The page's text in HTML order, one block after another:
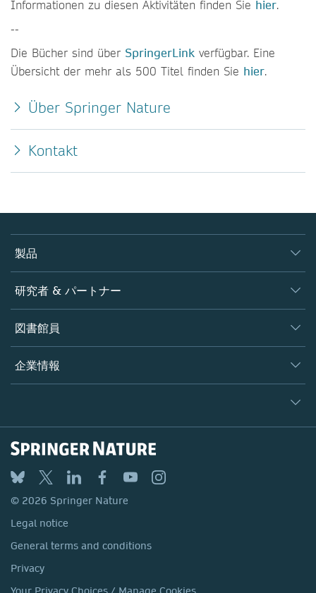
Informationen zu diesen Aktivitäten finden Sie hier.
--
Die Bücher sind über SpringerLink verfügbar. Eine
Übersicht der mehr als 500 Titel finden Sie hier.
Über Springer Nature
Kontakt
製品
ジャーナル
書籍
プラットフォーム
研究者 & パートナー
著者
編集者
オープンサイエンス
図書館員
概要
製品
サービスツール
アカウント・ディベロップメント
ブログ
お問い合わせ
企業情報
採用情報
プロフェッショナル
General terms and conditions
Privacy
Your Privacy Choices / Manage Cookies
Accessibility
© 2026 Springer Nature
Legal notice
General terms and conditions
Privacy